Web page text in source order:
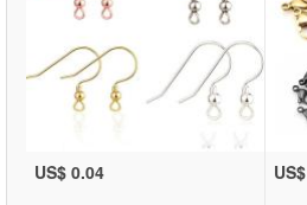
US$ 0.04